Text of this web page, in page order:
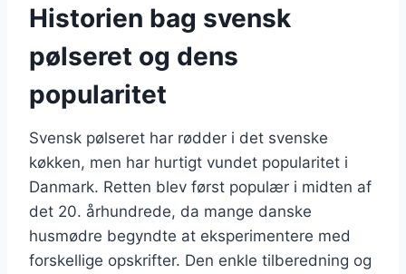
Historien bag svensk
pølseret og dens
popularitet
Svensk pølseret har rødder i det svenske
køkken, men har hurtigt vundet popularitet i
Danmark. Retten blev først populær i midten af
det 20. århundrede, da mange danske
husmødre begyndte at eksperimentere med
forskellige opskrifter. Den enkle tilberedning og